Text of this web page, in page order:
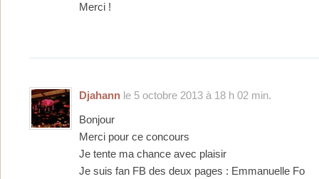
Merci !
Djahann le 5 octobre 2013 à 18 h 02 min.
Bonjour
Merci pour ce concours
Je tente ma chance avec plaisir
Je suis fan FB des deux pages : Emmanuelle Fo